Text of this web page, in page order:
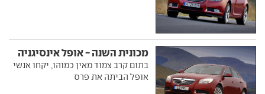
מכונית השנה - אופל אינסיגניה
בתום קרב צמוד מאין כמוהו, יקחו אנשי
אופל הביתה את פרס